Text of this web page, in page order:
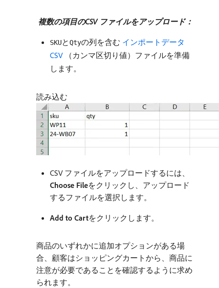
複数の項目のCSV ファイルをアップロード：
SKUとQtyの列を含む ​ インポートデータ
CSV（カンマ区切り値）ファイルを準備
します。
読み込む
CSV ファイルをアップロードするには、
Choose File​をクリックし、アップロード
するファイルを選択します。
Add to Cart​をクリックします。
商品のいずれかに追加オプションがある場
合、顧客はショッピングカートから、商品に
注意が必要であることを確認するように求め
られます。